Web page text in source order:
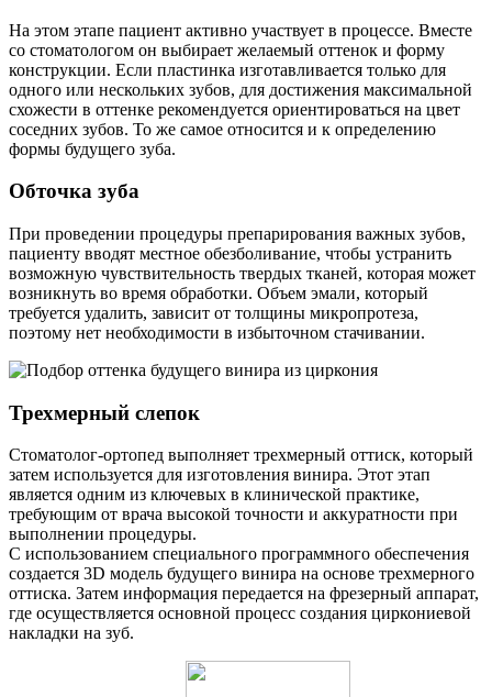
На этом этапе пациент активно участвует в процессе. Вместе
со стоматологом он выбирает желаемый оттенок и форму
конструкции. Если пластинка изготавливается только для
одного или нескольких зубов, для достижения максимальной
схожести в оттенке рекомендуется ориентироваться на цвет
соседних зубов. То же самое относится и к определению
формы будущего зуба.
Обточка зуба
При проведении процедуры препарирования важных зубов,
пациенту вводят местное обезболивание, чтобы устранить
возможную чувствительность твердых тканей, которая может
возникнуть во время обработки. Объем эмали, который
требуется удалить, зависит от толщины микропротеза,
поэтому нет необходимости в избыточном стачивании.
Трехмерный слепок
Стоматолог-ортопед выполняет трехмерный оттиск, который
затем используется для изготовления винира. Этот этап
является одним из ключевых в клинической практике,
требующим от врача высокой точности и аккуратности при
выполнении процедуры.
С использованием специального программного обеспечения
создается 3D модель будущего винира на основе трехмерного
оттиска. Затем информация передается на фрезерный аппарат,
где осуществляется основной процесс создания циркониевой
накладки на зуб.